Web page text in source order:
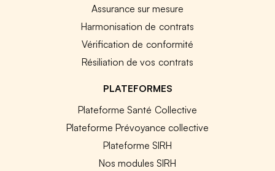
Assurance sur mesure
Harmonisation de contrats
Vérification de conformité
Résiliation de vos contrats
PLATEFORMES
Plateforme Santé Collective
Plateforme Prévoyance collective
Plateforme SIRH
Nos modules SIRH